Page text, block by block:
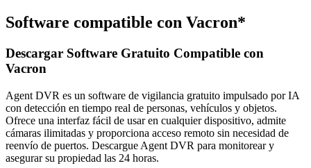
Software compatible con Vacron*
Descargar Software Gratuito Compatible con
Vacron
Agent DVR es un software de vigilancia gratuito impulsado por IA
con detección en tiempo real de personas, vehículos y objetos.
Ofrece una interfaz fácil de usar en cualquier dispositivo, admite
cámaras ilimitadas y proporciona acceso remoto sin necesidad de
reenvío de puertos. Descargue Agent DVR para monitorear y
asegurar su propiedad las 24 horas.